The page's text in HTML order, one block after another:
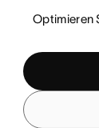
Optimieren